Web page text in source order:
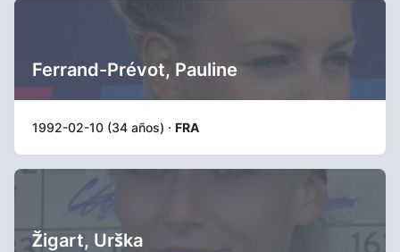
Ferrand-Prévot, Pauline
1992-02-10 (34 años) · FRA
Žigart, Urška